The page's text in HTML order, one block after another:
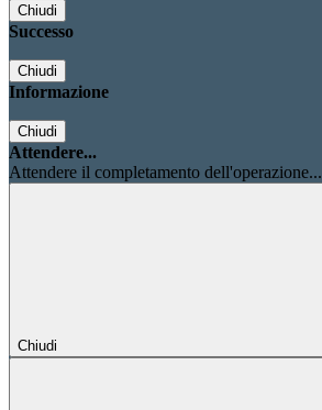
Chiudi
Successo
Chiudi
Informazione
Chiudi
Attendere...
Attendere il completamento dell'operazione...
Chiudi